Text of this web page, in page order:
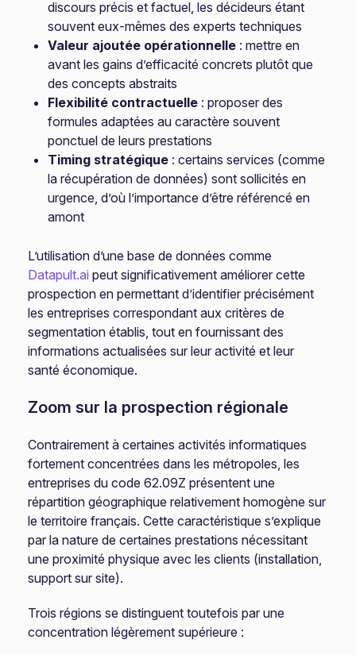
discours précis et factuel, les décideurs étant
souvent eux-mêmes des experts techniques
Valeur ajoutée opérationnelle : mettre en
avant les gains d’efficacité concrets plutôt que
des concepts abstraits
Flexibilité contractuelle : proposer des
formules adaptées au caractère souvent
ponctuel de leurs prestations
Timing stratégique : certains services (comme
la récupération de données) sont sollicités en
urgence, d’où l’importance d’être référencé en
amont
L’utilisation d’une base de données comme
Datapult.ai peut significativement améliorer cette
prospection en permettant d’identifier précisément
les entreprises correspondant aux critères de
segmentation établis, tout en fournissant des
informations actualisées sur leur activité et leur
santé économique.
Zoom sur la prospection régionale
Contrairement à certaines activités informatiques
fortement concentrées dans les métropoles, les
entreprises du code 62.09Z présentent une
répartition géographique relativement homogène sur
le territoire français. Cette caractéristique s’explique
par la nature de certaines prestations nécessitant
une proximité physique avec les clients (installation,
support sur site).
Trois régions se distinguent toutefois par une
concentration légèrement supérieure :